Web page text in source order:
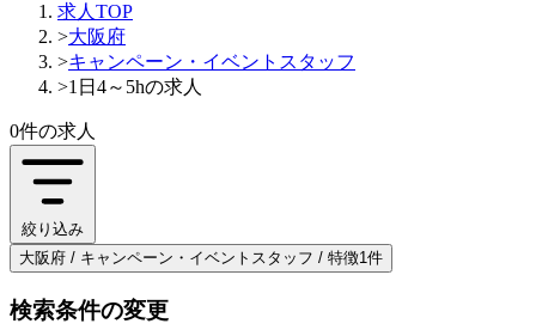
求人TOP
>大阪府
>キャンペーン・イベントスタッフ
>1日4～5hの求人
0件の求人
絞り込み
大阪府 / キャンペーン・イベントスタッフ / 特徴1件
検索条件の変更